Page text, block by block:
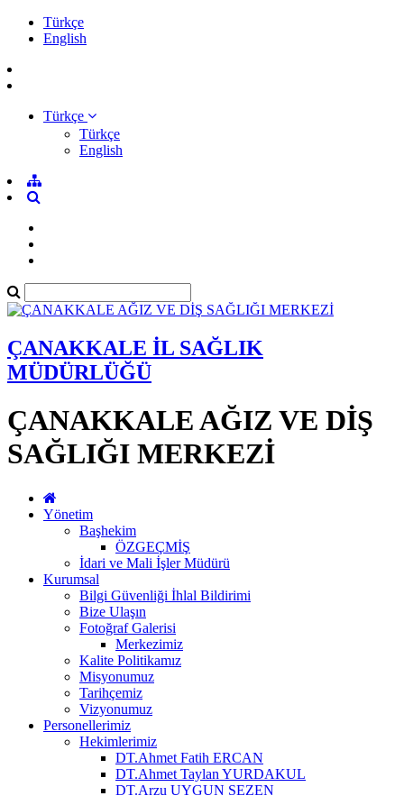
Türkçe
English
Türkçe
Türkçe
English
ÇANAKKALE İL SAĞLIK
MÜDÜRLÜĞÜ
ÇANAKKALE AĞIZ VE DİŞ
SAĞLIĞI MERKEZİ
Yönetim
Başhekim
ÖZGEÇMİŞ
İdari ve Mali İşler Müdürü
Kurumsal
Bilgi Güvenliği İhlal Bildirimi
Bize Ulaşın
Fotoğraf Galerisi
Merkezimiz
Kalite Politikamız
Misyonumuz
Tarihçemiz
Vizyonumuz
Personellerimiz
Hekimlerimiz
DT.Ahmet Fatih ERCAN
DT.Ahmet Taylan YURDAKUL
DT.Arzu UYGUN SEZEN